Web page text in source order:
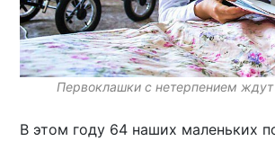
Первоклашки с нетерпением
В этом году 64 наших маленьких